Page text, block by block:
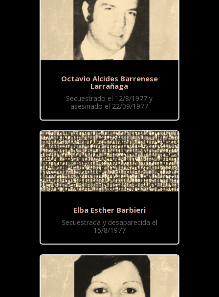
Octavio Alcides Barrenese
Larrañaga
Secuestrado el 12/8/1977 y
asesinado el 22/09/1977
Elba Esther Barbieri
Secuestrada y desaparecida el
15/8/1977